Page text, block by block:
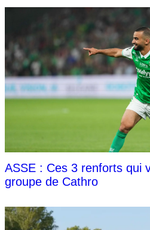
ASSE : Ces 3 renforts qui
groupe de Cathro